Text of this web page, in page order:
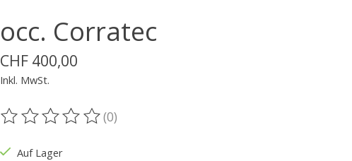
occ. Corratec
CHF 400,00
Inkl. MwSt.
Die Bewertung dieses Produkts ist
(0)
Auf Lager